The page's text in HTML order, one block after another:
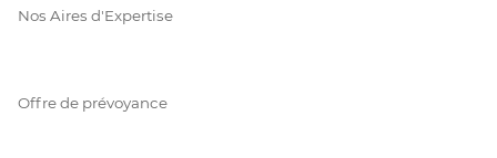
Nos Aires d'Expertise
Offre de prévoyance